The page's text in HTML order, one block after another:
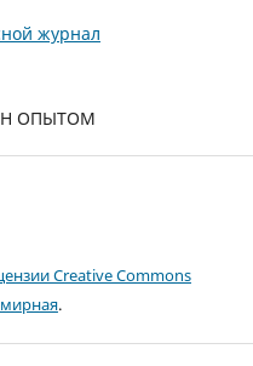
журнал
ОПЫТОМ
Creative Commons
.